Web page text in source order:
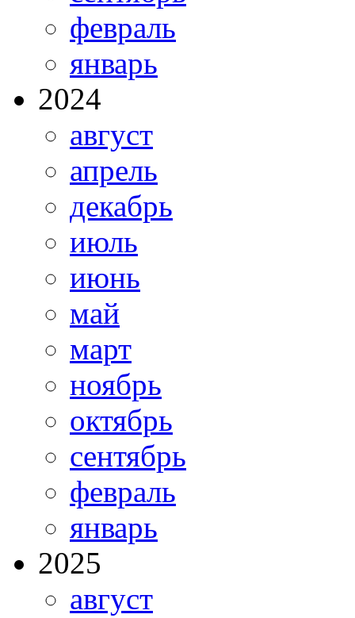
февраль
январь
2024
август
апрель
декабрь
июль
июнь
май
март
ноябрь
октябрь
сентябрь
февраль
январь
2025
август